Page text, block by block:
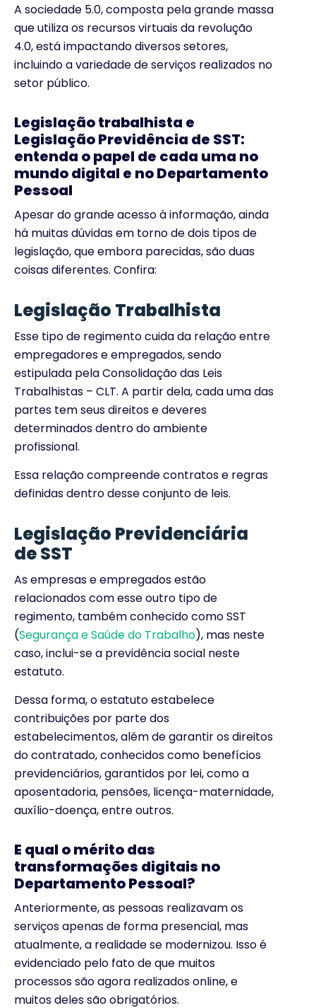
A sociedade 5.0, composta pela grande massa
que utiliza os recursos virtuais da revolução
4.0, está impactando diversos setores,
incluindo a variedade de serviços realizados no
setor público.
Legislação trabalhista e
Legislação Previdência de SST:
entenda o papel de cada uma no
mundo digital e no Departamento
Pessoal
Apesar do grande acesso à informação, ainda
há muitas dúvidas em torno de dois tipos de
legislação, que embora parecidas, são duas
coisas diferentes. Confira:
Legislação Trabalhista
Esse tipo de regimento cuida da relação entre
empregadores e empregados, sendo
estipulada pela Consolidação das Leis
Trabalhistas – CLT. A partir dela, cada uma das
partes tem seus direitos e deveres
determinados dentro do ambiente
profissional.
Essa relação compreende contratos e regras
definidas dentro desse conjunto de leis.
Legislação Previdenciária
de SST
As empresas e empregados estão
relacionados com esse outro tipo de
regimento, também conhecido como SST
(Segurança e Saúde do Trabalho), mas neste
caso, inclui-se a previdência social neste
estatuto.
Dessa forma, o estatuto estabelece
contribuições por parte dos
estabelecimentos, além de garantir os direitos
do contratado, conhecidos como benefícios
previdenciários, garantidos por lei, como a
aposentadoria, pensões, licença-maternidade,
auxílio-doença, entre outros.
E qual o mérito das
transformações digitais no
Departamento Pessoal?
Anteriormente, as pessoas realizavam os
serviços apenas de forma presencial, mas
atualmente, a realidade se modernizou. Isso é
evidenciado pelo fato de que muitos
processos são agora realizados online, e
muitos deles são obrigatórios.